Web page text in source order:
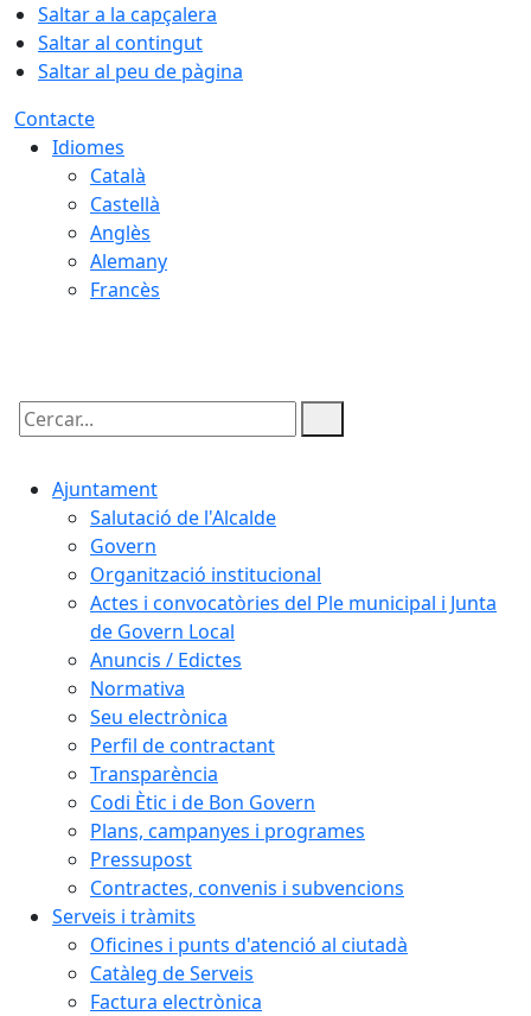
Saltar a la capçalera
Saltar al contingut
Saltar al peu de pàgina
Contacte
Idiomes
Català
Castellà
Anglès
Alemany
Francès
Cercar:
Ajuntament
Salutació de l'Alcalde
Govern
Organització institucional
Actes i convocatòries del Ple municipal i Junta
de Govern Local
Anuncis / Edictes
Normativa
Seu electrònica
Perfil de contractant
Transparència
Codi Ètic i de Bon Govern
Plans, campanyes i programes
Pressupost
Contractes, convenis i subvencions
Serveis i tràmits
Oficines i punts d'atenció al ciutadà
Catàleg de Serveis
Factura electrònica